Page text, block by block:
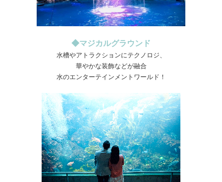
◆マジカルグラウンド
水槽やアトラクションにテクノロジ、
華やかな装飾などが融合
水のエンターテインメントワールド！